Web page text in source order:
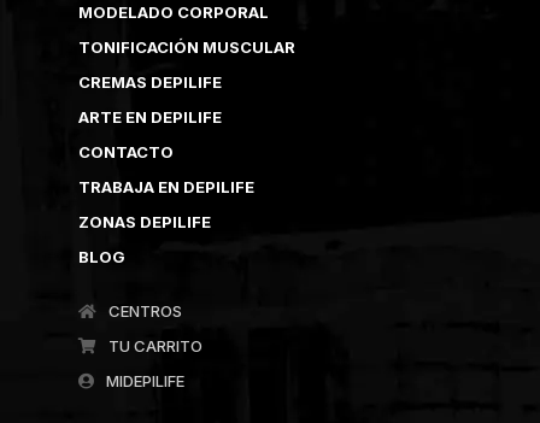
MODELADO CORPORAL
TONIFICACIÓN MUSCULAR
CREMAS DEPILIFE
ARTE EN DEPILIFE
CONTACTO
TRABAJA EN DEPILIFE
ZONAS DEPILIFE
BLOG
CENTROS
TU CARRITO
MIDEPILIFE